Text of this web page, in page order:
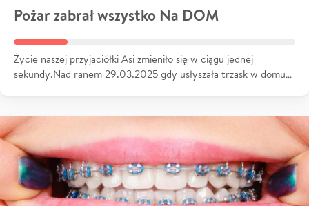
Pożar zabrał wszystko Na DOM
Życie naszej przyjaciółki Asi zmieniło się w ciągu jednej
sekundy.Nad ranem 29.03.2025 gdy usłyszała trzask w domu…